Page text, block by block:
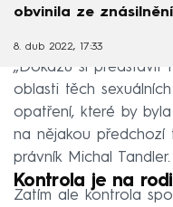
obvinila ze
8. dub 2022, 17:33
„Dokážu si představit
oblasti těch
opatření, které by
na nějakou předchozí
právník Michal Tandler.
Kontrola je na
Zatím ale kontrola